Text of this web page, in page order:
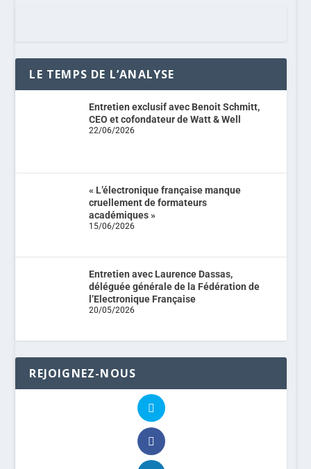
LE TEMPS DE L’ANALYSE
Entretien exclusif avec Benoit Schmitt,
CEO et cofondateur de Watt & Well
22/06/2026
« L’électronique française manque
cruellement de formateurs
académiques »
15/06/2026
Entretien avec Laurence Dassas,
déléguée générale de la Fédération de
l’Electronique Française
20/05/2026
REJOIGNEZ-NOUS